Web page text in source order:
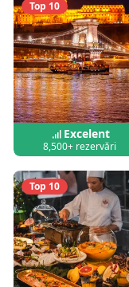
Top 10
Excelent
8,500+ rezervări
Top 10